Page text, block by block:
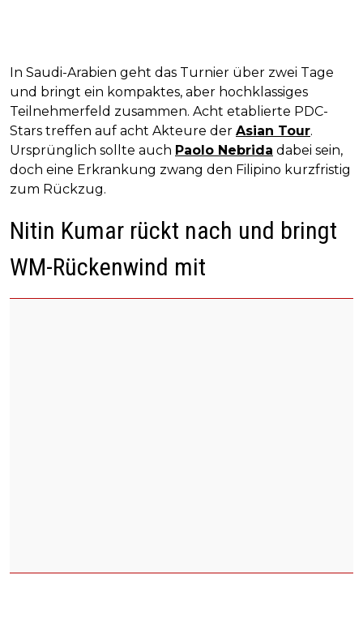
In Saudi-Arabien geht das Turnier über zwei Tage
und bringt ein kompaktes, aber hochklassiges
Teilnehmerfeld zusammen. Acht etablierte PDC-
Stars treffen auf acht Akteure der Asian Tour.
Ursprünglich sollte auch Paolo Nebrida dabei sein,
doch eine Erkrankung zwang den Filipino kurzfristig
zum Rückzug.
Nitin Kumar rückt nach und bringt
WM-Rückenwind mit